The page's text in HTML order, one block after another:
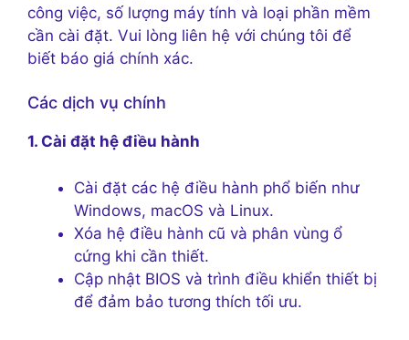
công việc, số lượng máy tính và loại phần mềm
cần cài đặt. Vui lòng liên hệ với chúng tôi để
biết báo giá chính xác.
Các dịch vụ chính
1. Cài đặt hệ điều hành
Cài đặt các hệ điều hành phổ biến như
Windows, macOS và Linux.
Xóa hệ điều hành cũ và phân vùng ổ
cứng khi cần thiết.
Cập nhật BIOS và trình điều khiển thiết bị
để đảm bảo tương thích tối ưu.